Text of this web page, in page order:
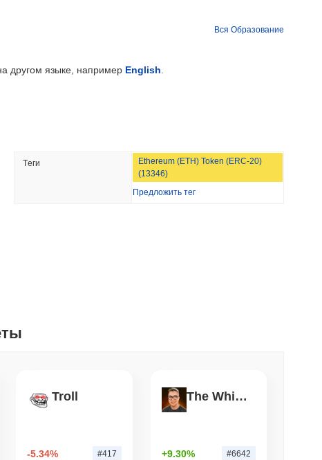
углубляют сотрудничество в области...
хотят сжигать вознаграждения
Вся Образование
другом языке, например English
Tеги
Ethereum (ETH) Token (ERC-20)
(13346)
Предложить тег
Troll
-5.34% #417
The White Bull
+9.30% #6642